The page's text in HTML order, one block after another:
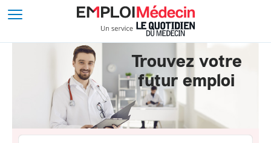
Trouvez votre
futur emploi